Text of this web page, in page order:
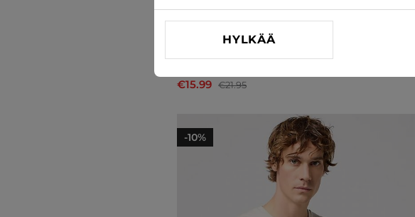
€15.99 €21.95
-10%
HYLKÄÄ